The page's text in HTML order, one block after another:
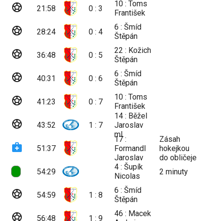
sports_soccer 21:58 0 : 3
10 : Toms
František
sports_soccer 28:24 0 : 4
6 : Šmíd
Štěpán
sports_soccer 36:48 0 : 5
22 : Kožich
Štěpán
sports_soccer 40:31 0 : 6
6 : Šmíd
Štěpán
sports_soccer 41:23 0 : 7
10 : Toms
František
sports_soccer 43:52 1 : 7
14 : Běžel
Jaroslav
ml.
medical_services 51:37
17 :
Formandl
Jaroslav
Zásah
hokejkou
do obličeje
54:29
4 : Šupík
Nicolas
2minuty
sports_soccer 54:59 1 : 8
6 : Šmíd
Štěpán
sports_soccer 56:48 1 : 9
46 : Macek